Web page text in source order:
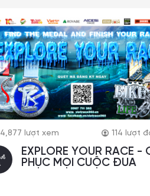
4,877 lượt xem 114 lượt
EXPLORE YOUR RACE -
PHỤC MỌI CUỘC ĐUA